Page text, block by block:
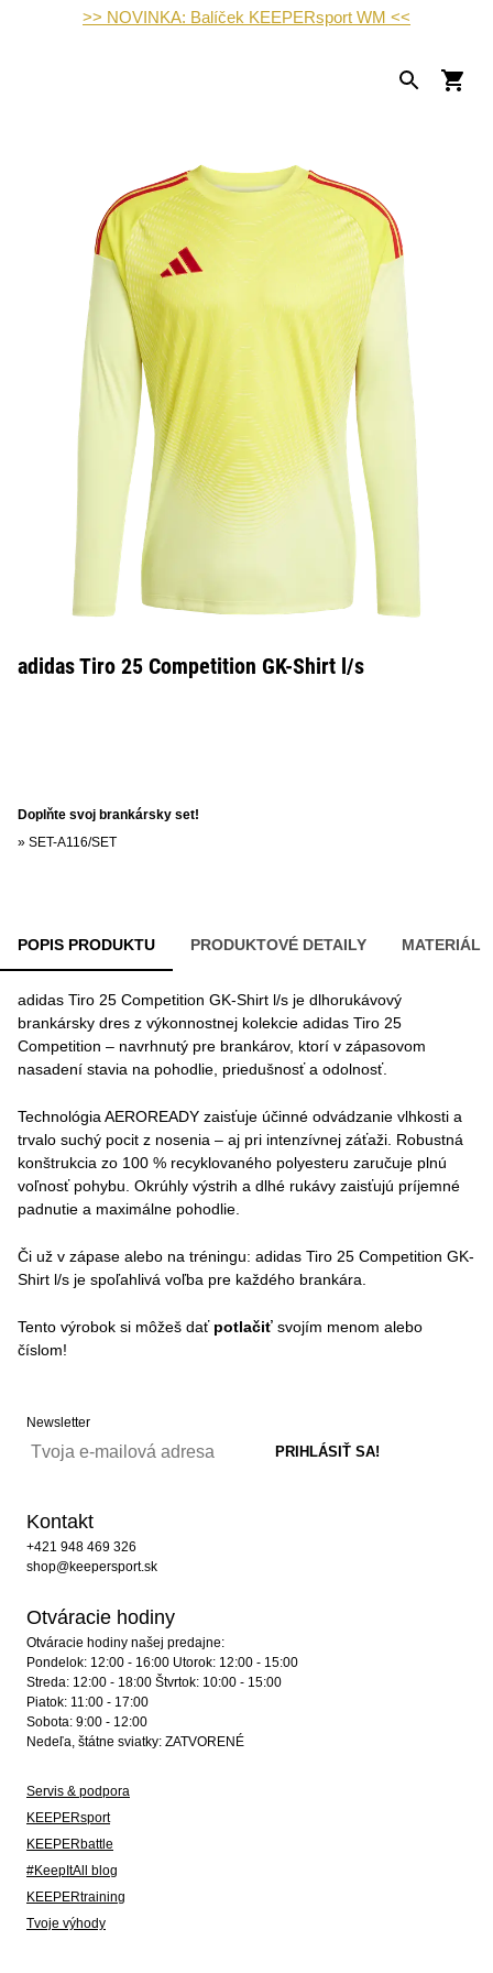
>> NOVINKA: Balíček KEEPERsport WM <<
adidas Tiro 25 Competition GK-Shirt l/s
Doplňte svoj brankársky set!
» SET-A116/SET
POPIS PRODUKTU PRODUKTOVÉ DETAILY MATERIÁL
adidas Tiro 25 Competition GK-Shirt l/s je dlhorukávový
brankársky dres z výkonnostnej kolekcie adidas Tiro 25
Competition – navrhnutý pre brankárov, ktorí v zápasovom
nasadení stavia na pohodlie, priedušnosť a odolnosť.
Technológia AEROREADY zaisťuje účinné odvádzanie vlhkosti a
trvalo suchý pocit z nosenia – aj pri intenzívnej záťaži. Robustná
konštrukcia zo 100 % recyklovaného polyesteru zaručuje plnú
voľnosť pohybu. Okrúhly výstrih a dlhé rukávy zaisťujú príjemné
padnutie a maximálne pohodlie.
Či už v zápase alebo na tréningu: adidas Tiro 25 Competition GK-
Shirt l/s je spoľahlivá voľba pre každého brankára.
Tento výrobok si môžeš dať potlačiť svojím menom alebo
číslom!
Newsletter
Kontakt
+421 948 469 326
shop@keepersport.sk
Otváracie hodiny
Otváracie hodiny našej predajne:
Pondelok: 12:00 - 16:00 Utorok: 12:00 - 15:00
Streda: 12:00 - 18:00 Štvrtok: 10:00 - 15:00
Piatok: 11:00 - 17:00
Sobota: 9:00 - 12:00
Nedeľa, štátne sviatky: ZATVORENÉ
Servis & podpora
KEEPERsport
KEEPERbattle
#KeepItAll blog
KEEPERtraining
Tvoje výhody